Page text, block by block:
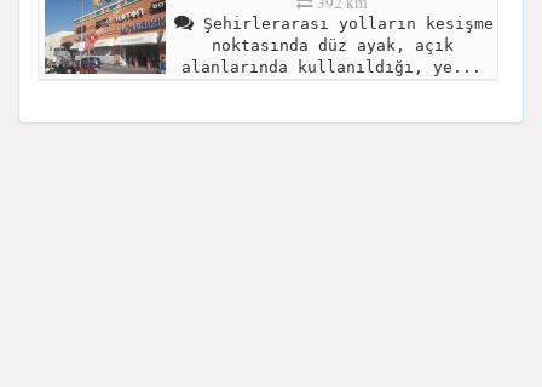
Şehirlerarası yolların kesişme
noktasında düz ayak, açık
alanlarında kullanıldığı, ye...